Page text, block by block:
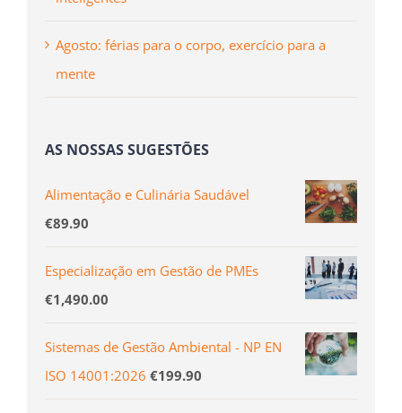
Agosto: férias para o corpo, exercício para a
mente
AS NOSSAS SUGESTÕES
Alimentação e Culinária Saudável
€89.90
Especialização em Gestão de PMEs
€1,490.00
Sistemas de Gestão Ambiental - NP EN
ISO 14001:2026 €199.90